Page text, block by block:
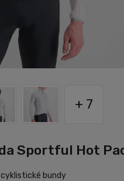
+ 7
Sportful Hot
bundy